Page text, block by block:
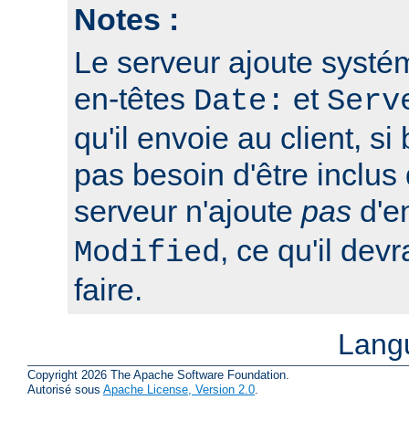
Notes :
Le serveur ajoute
en-têtes Date: et
qu'il envoie au client, si
pas besoin d'être inclus
serveur n'ajoute pas
Modified, ce qu'il
faire.
Copyright 2026 The Apache Software Foundation.
Autorisé sous Apache License, Version 2.0.